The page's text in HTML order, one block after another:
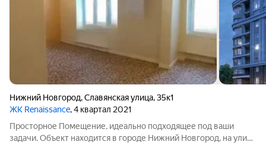
Нижний Новгород,Славянская улица,35к1
ЖК Renaissance, 4 квартал 2021
Просторное Помещение, идеально подходящее под ваши
задачи. Объект находится в городе Нижний Новгород, на улице